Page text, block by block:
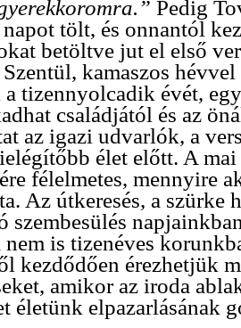
Pedig
tölt, és onnantól
betöltve jut el első
kamaszos
tizennyolcadik évét,
családjától és az
az igazi udvarlók, a
élet előtt. A
félelmetes, mennyire
Az útkeresés, a szürke
szembesülés
is tizenéves
kezdődően érezhetjük
amikor az iroda
életünk elpazarlásának